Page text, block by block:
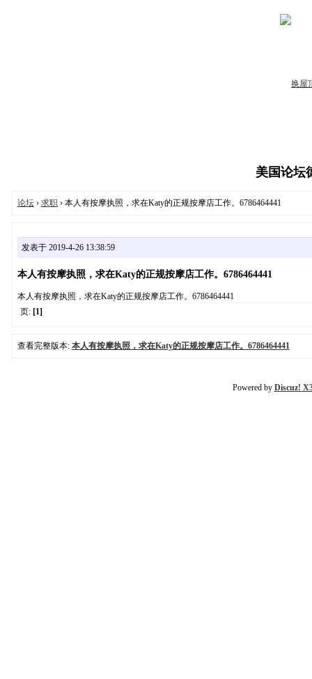
美国论坛
论坛› 求职› 本人有按摩执照，求在Katy的正规按摩店工作。6786464441
发表于 2019-4-26 13:38:59
本人有按摩执照，求在Katy的正规按摩店工作。6786464441
本人有按摩执照，求在Katy的正规按摩店工作。6786464441
页: [1]
查看完整版本: 本人有按摩执照，求在Katy的正规按摩店工作。6786464441
Powered by Discuz!